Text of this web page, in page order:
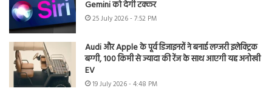
Gemini को देगी टक्कर
25 July 2026 - 7:52 PM
Audi और Apple के पूर्व डिजाइनरों ने बनाई लग्जरी इलेक्ट्रिक
बग्गी, 100 किमी से ज्यादा की रेंज के साथ आएगी यह अनोखी
EV
19 July 2026 - 4:48 PM